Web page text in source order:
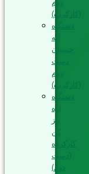
دوم
(کارکرده)
دستگاه
لبه
چسبان
دست
دوم
(کارکرده)
دستگاه
اره
تیز
کن
کارکرده
(دست
دوم)